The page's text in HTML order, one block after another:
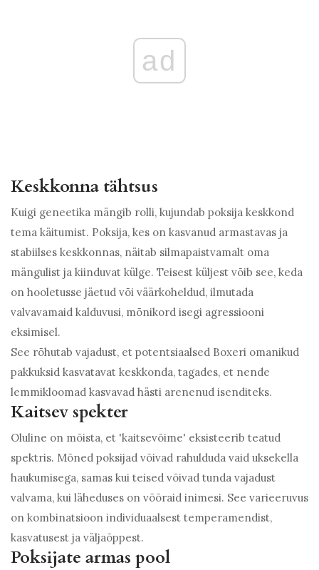
ad
Keskkonna tähtsus
Kuigi geneetika mängib rolli, kujundab poksija keskkond
tema käitumist. Poksija, kes on kasvanud armastavas ja
stabiilses keskkonnas, näitab silmapaistvamalt oma
mängulist ja kiinduvat külge. Teisest küljest võib see, keda
on hooletusse jäetud või väärkoheldud, ilmutada
valvavamaid kalduvusi, mõnikord isegi agressiooni
eksimisel.
See rõhutab vajadust, et potentsiaalsed Boxeri omanikud
pakkuksid kasvatavat keskkonda, tagades, et nende
lemmikloomad kasvavad hästi arenenud isenditeks.
Kaitsev spekter
Oluline on mõista, et 'kaitsevõime' eksisteerib teatud
spektris. Mõned poksijad võivad rahulduda vaid uksekella
haukumisega, samas kui teised võivad tunda vajadust
valvama, kui läheduses on võõraid inimesi. See varieeruvus
on kombinatsioon individuaalsest temperamendist,
kasvatusest ja väljaõppest.
Poksijate armas pool